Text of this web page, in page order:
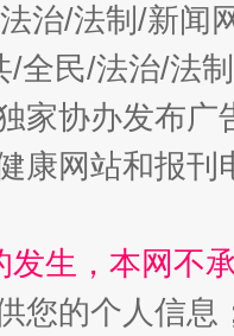
治/法制/新闻
/全民/法治/法
家协办发布
康网站和报
发生，本网不
您的个人信息